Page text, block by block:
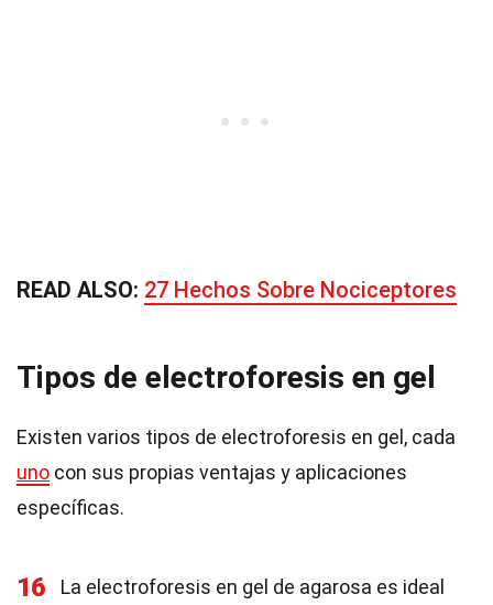
READ ALSO: 27 Hechos Sobre Nociceptores
Tipos de electroforesis en gel
Existen varios tipos de electroforesis en gel, cada
uno con sus propias ventajas y aplicaciones
específicas.
16
La electroforesis en gel de agarosa es ideal